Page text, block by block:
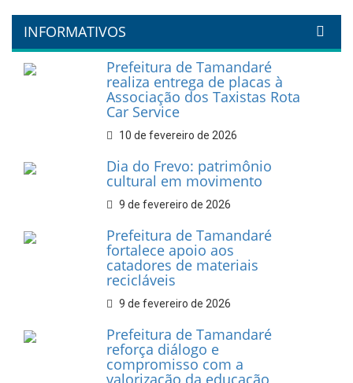
Prefeitura de Tamandaré
realiza entrega de placas à
Associação dos Taxistas Rota
Car Service